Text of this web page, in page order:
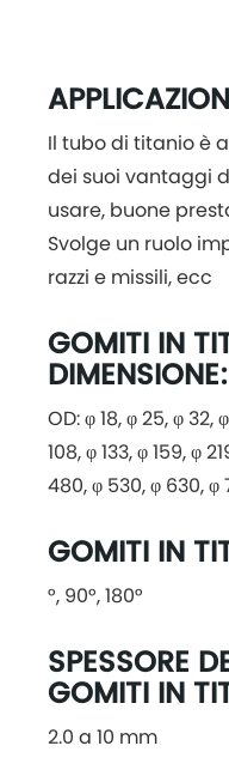
Il tubo di titanio è
dei suoi vantaggi
usare, buone
Svolge un ruolo
razzi e missili, ecc
GOMITI IN
DIMENSIONE:
OD: φ 18, φ 25, φ 32,
108, φ 133, φ 159, φ
480, φ 530, φ 630, φ
GOMITI IN
°, 90°, 180°
SPESSORE
GOMITI IN
2.0 a 10 mm